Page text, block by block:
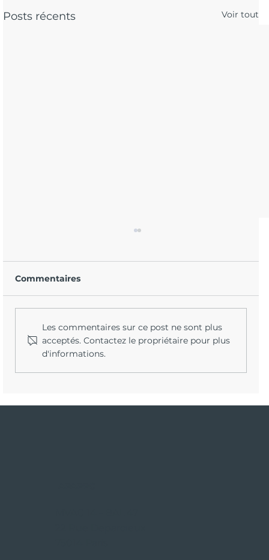
Posts récents Voir tout
Pourquoi certaines espèces ne
Commentaires
Les commentaires sur ce post ne sont plus
acceptés. Contactez le propriétaire pour plus
d'informations.